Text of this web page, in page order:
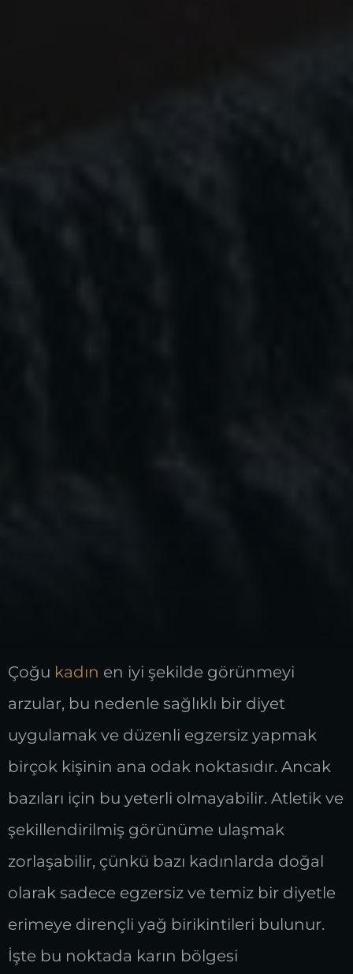
Çoğu kadın en iyi şekilde görünmeyi
arzular, bu nedenle sağlıklı bir diyet
uygulamak ve düzenli egzersiz yapmak
birçok kişinin ana odak noktasıdır. Ancak
bazıları için bu yeterli olmayabilir. Atletik ve
şekillendirilmiş görünüme ulaşmak
zorlaşabilir, çünkü bazı kadınlarda doğal
olarak sadece egzersiz ve temiz bir diyetle
erimeye dirençli yağ birikintileri bulunur.
İşte bu noktada karın bölgesi